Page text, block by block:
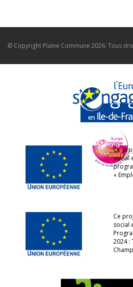
© Copyright Plaine Commune 2026. Tous
Ce
social
«
Ce
social
2024 :